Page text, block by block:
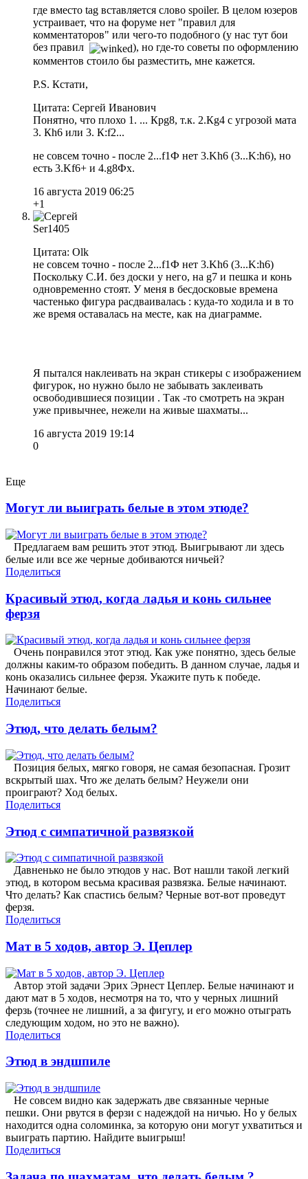
где вместо tag вставляется слово spoiler. В целом юзеров
устраивает, что на форуме нет "правил для
комментаторов" или чего-то подобного (у нас тут бои
без правил
), но где-то советы по оформлению
комментов стоило бы разместить, мне кажется.
P.S. Кстати,
Цитата: Сергей Иванович
Понятно, что плохо 1. ... Крg8, т.к. 2.Кg4 с угрозой мата
3. Кh6 или 3. К:f2...
не совсем точно - после 2...f1Ф нет 3.Kh6 (3...K:h6), но
есть 3.Kf6+ и 4.g8Фx.
16 августа 2019 06:25
+1
Ser1405
Цитата: Olk
не совсем точно - после 2...f1Ф нет 3.Kh6 (3...K:h6)
Поскольку С.И. без доски у него, на g7 и пешка и конь
одновременно стоят. У меня в бесдосковые времена
частенько фигура расдваивалась : куда-то ходила и в то
же время оставалась на месте, как на диаграмме.
Я пытался наклеивать на экран стикеры с изображением
фигурок, но нужно было не забывать заклеивать
освободившиеся позиции . Так -то смотреть на экран
уже привычнее, нежели на живые шахматы...
16 августа 2019 19:14
0
Еще
Могут ли выиграть белые в этом этюде?
Предлагаем вам решить этот этюд. Выигрывают ли здесь
белые или все же черные добиваются ничьей?
Поделиться
Красивый этюд, когда ладья и конь сильнее
ферзя
Очень понравился этот этюд. Как уже понятно, здесь белые
должны каким-то образом победить. В данном случае, ладья и
конь оказались сильнее ферзя. Укажите путь к победе.
Начинают белые.
Поделиться
Этюд, что делать белым?
Позиция белых, мягко говоря, не самая безопасная. Грозит
вскрытый шах. Что же делать белым? Неужели они
проиграют? Ход белых.
Поделиться
Этюд с симпатичной развязкой
Давненько не было этюдов у нас. Вот нашли такой легкий
этюд, в котором весьма красивая развязка. Белые начинают.
Что делать? Как спастись белым? Черные вот-вот проведут
ферзя.
Поделиться
Мат в 5 ходов, автор Э. Цеплер
Автор этой задачи Эрих Эрнест Цеплер. Белые начинают и
дают мат в 5 ходов, несмотря на то, что у черных лишний
ферзь (точнее не лишний, а за фигугу, и его можно отыграть
следующим ходом, но это не важно).
Поделиться
Этюд в эндшпиле
Не совсем видно как задержать две связанные черные
пешки. Они рвутся в ферзи с надеждой на ничью. Но у белых
находится одна соломинка, за которую они могут ухватиться и
выиграть партию. Найдите выигрыш!
Поделиться